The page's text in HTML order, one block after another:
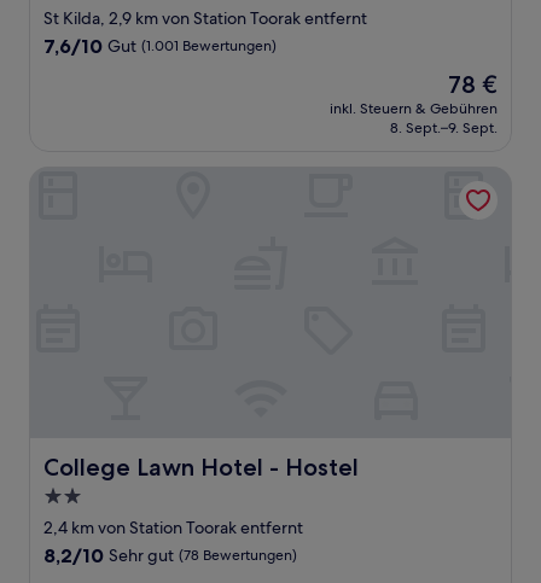
Sterne-
Unterkunft
St Kilda, 2,9 km von Station Toorak entfernt
7.6
7,6/10 Gut (1.001 Bewertungen)
Der
Preis
beträgt
78 €
inkl. Steuern & Gebühren
8. Sept.–9. Sept.
College Lawn Hotel - Hostel
College Lawn Hotel - Hostel
2.0-
Sterne-
Unterkunft
2,4 km von Station Toorak entfernt
8.2
8,2/10 Sehr gut (78 Bewertungen)